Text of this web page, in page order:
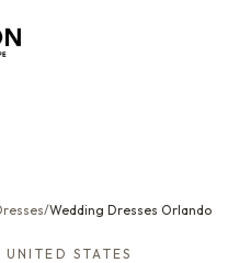
/Wedding Dresses Orlando
UNITED STATES